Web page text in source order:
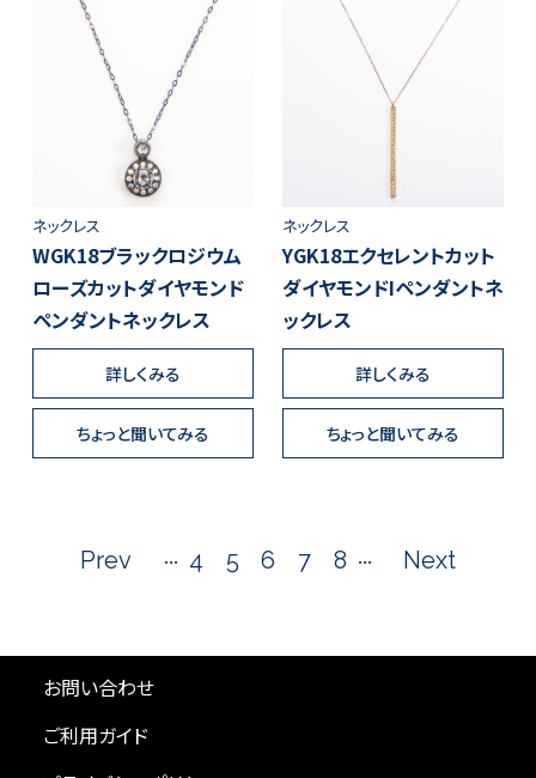
ネックレス
WGK18ブラックロジウム
ローズカットダイヤモンド
ペンダントネックレス
詳しくみる
ちょっと聞いてみる
ネックレス
YGK18エクセレントカット
ダイヤモンドIペンダントネ
ックレス
詳しくみる
ちょっと聞いてみる
Prev ... 4 5 6 7 8 ... Next
お問い合わせ
ご利用ガイド